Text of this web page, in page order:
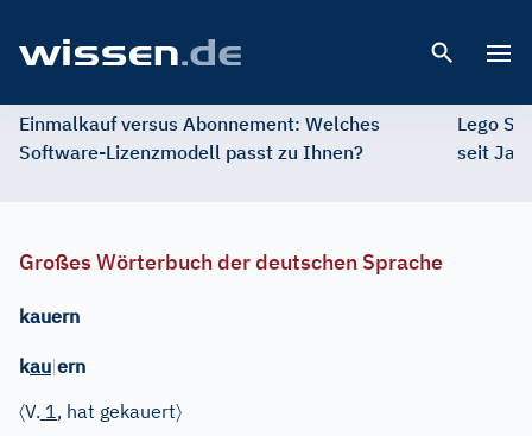
Einmalkauf versus Abonnement: Welches
Software-Lizenzmodell passt zu Ihnen?
Lego
seit
Großes Wörterbuch der deutschen Sprache
kauern
kau|ern
〈V. 1, hat gekauert〉